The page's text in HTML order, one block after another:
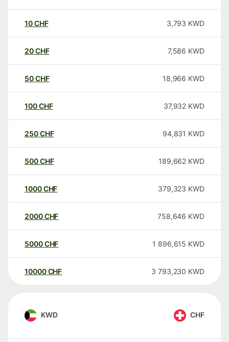
10CHF 3,793 KWD
20CHF 7,586 KWD
50CHF 18,966 KWD
100CHF 37,932 KWD
250CHF 94,831 KWD
500CHF 189,662 KWD
1000CHF 379,323 KWD
2000CHF 758,646 KWD
5000CHF 1 896,615 KWD
10000 CHF 3 793,230 KWD
KWD CHF